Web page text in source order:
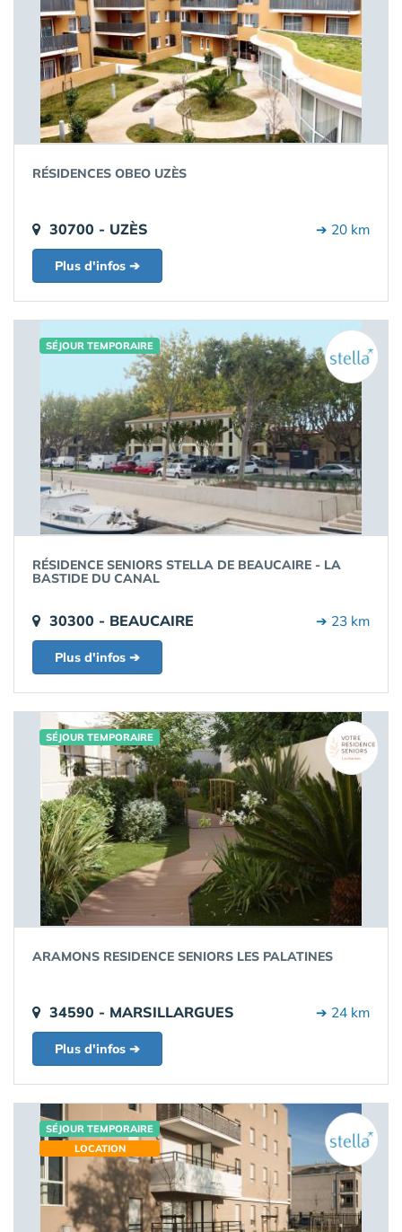
RÉSIDENCES OBEO UZÈS
30700 - UZÈS ➔ 20 km
Plus d'infos ➔
SÉJOUR TEMPORAIRE
RÉSIDENCE SENIORS STELLA DE BEAUCAIRE - LA
BASTIDE DU CANAL
30300 - BEAUCAIRE ➔ 23 km
Plus d'infos ➔
SÉJOUR TEMPORAIRE
ARAMONS RESIDENCE SENIORS LES PALATINES
34590 - MARSILLARGUES ➔ 24 km
Plus d'infos ➔
SÉJOUR TEMPORAIRE
LOCATION